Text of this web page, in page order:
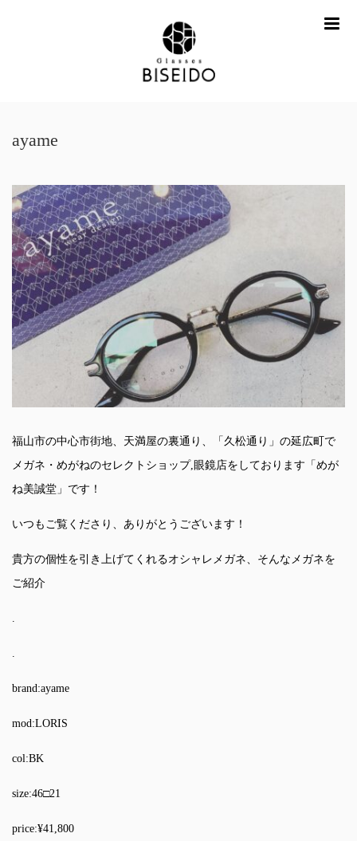
ayame
福山市の中心市街地、天満屋の裏通り、「久松通り」の延広町で
メガネ・めがねのセレクトショップ,眼鏡店をしております「めが
ね美誠堂」です！
いつもご覧くださり、ありがとうございます！
貴方の個性を引き上げてくれるオシャレメガネ、そんなメガネを
ご紹介
.
.
brand:ayame
mod:LORIS
col:BK
size:46□21
price:¥41,800